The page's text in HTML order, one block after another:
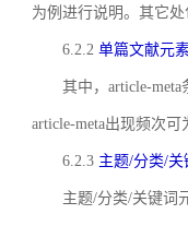
为例进行说明。其它
6.2.2 单篇文献元
其中，article-
article-meta出现频次可
6.2.3 主题/分类/
主题/分类/关键词